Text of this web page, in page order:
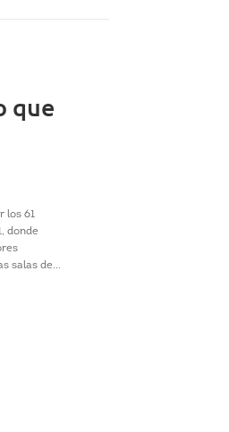
que
los 61
donde
salas de...